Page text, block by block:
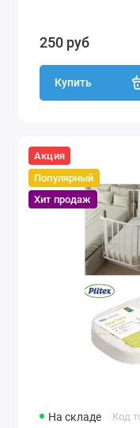
250 руб
Купить
Акция
Популярный
Хит продаж
На складе Код